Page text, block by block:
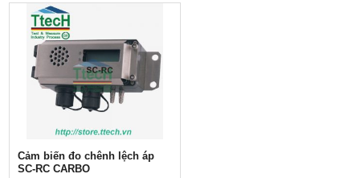
Cảm biến đo chênh lệch áp
SC-RC CARBO